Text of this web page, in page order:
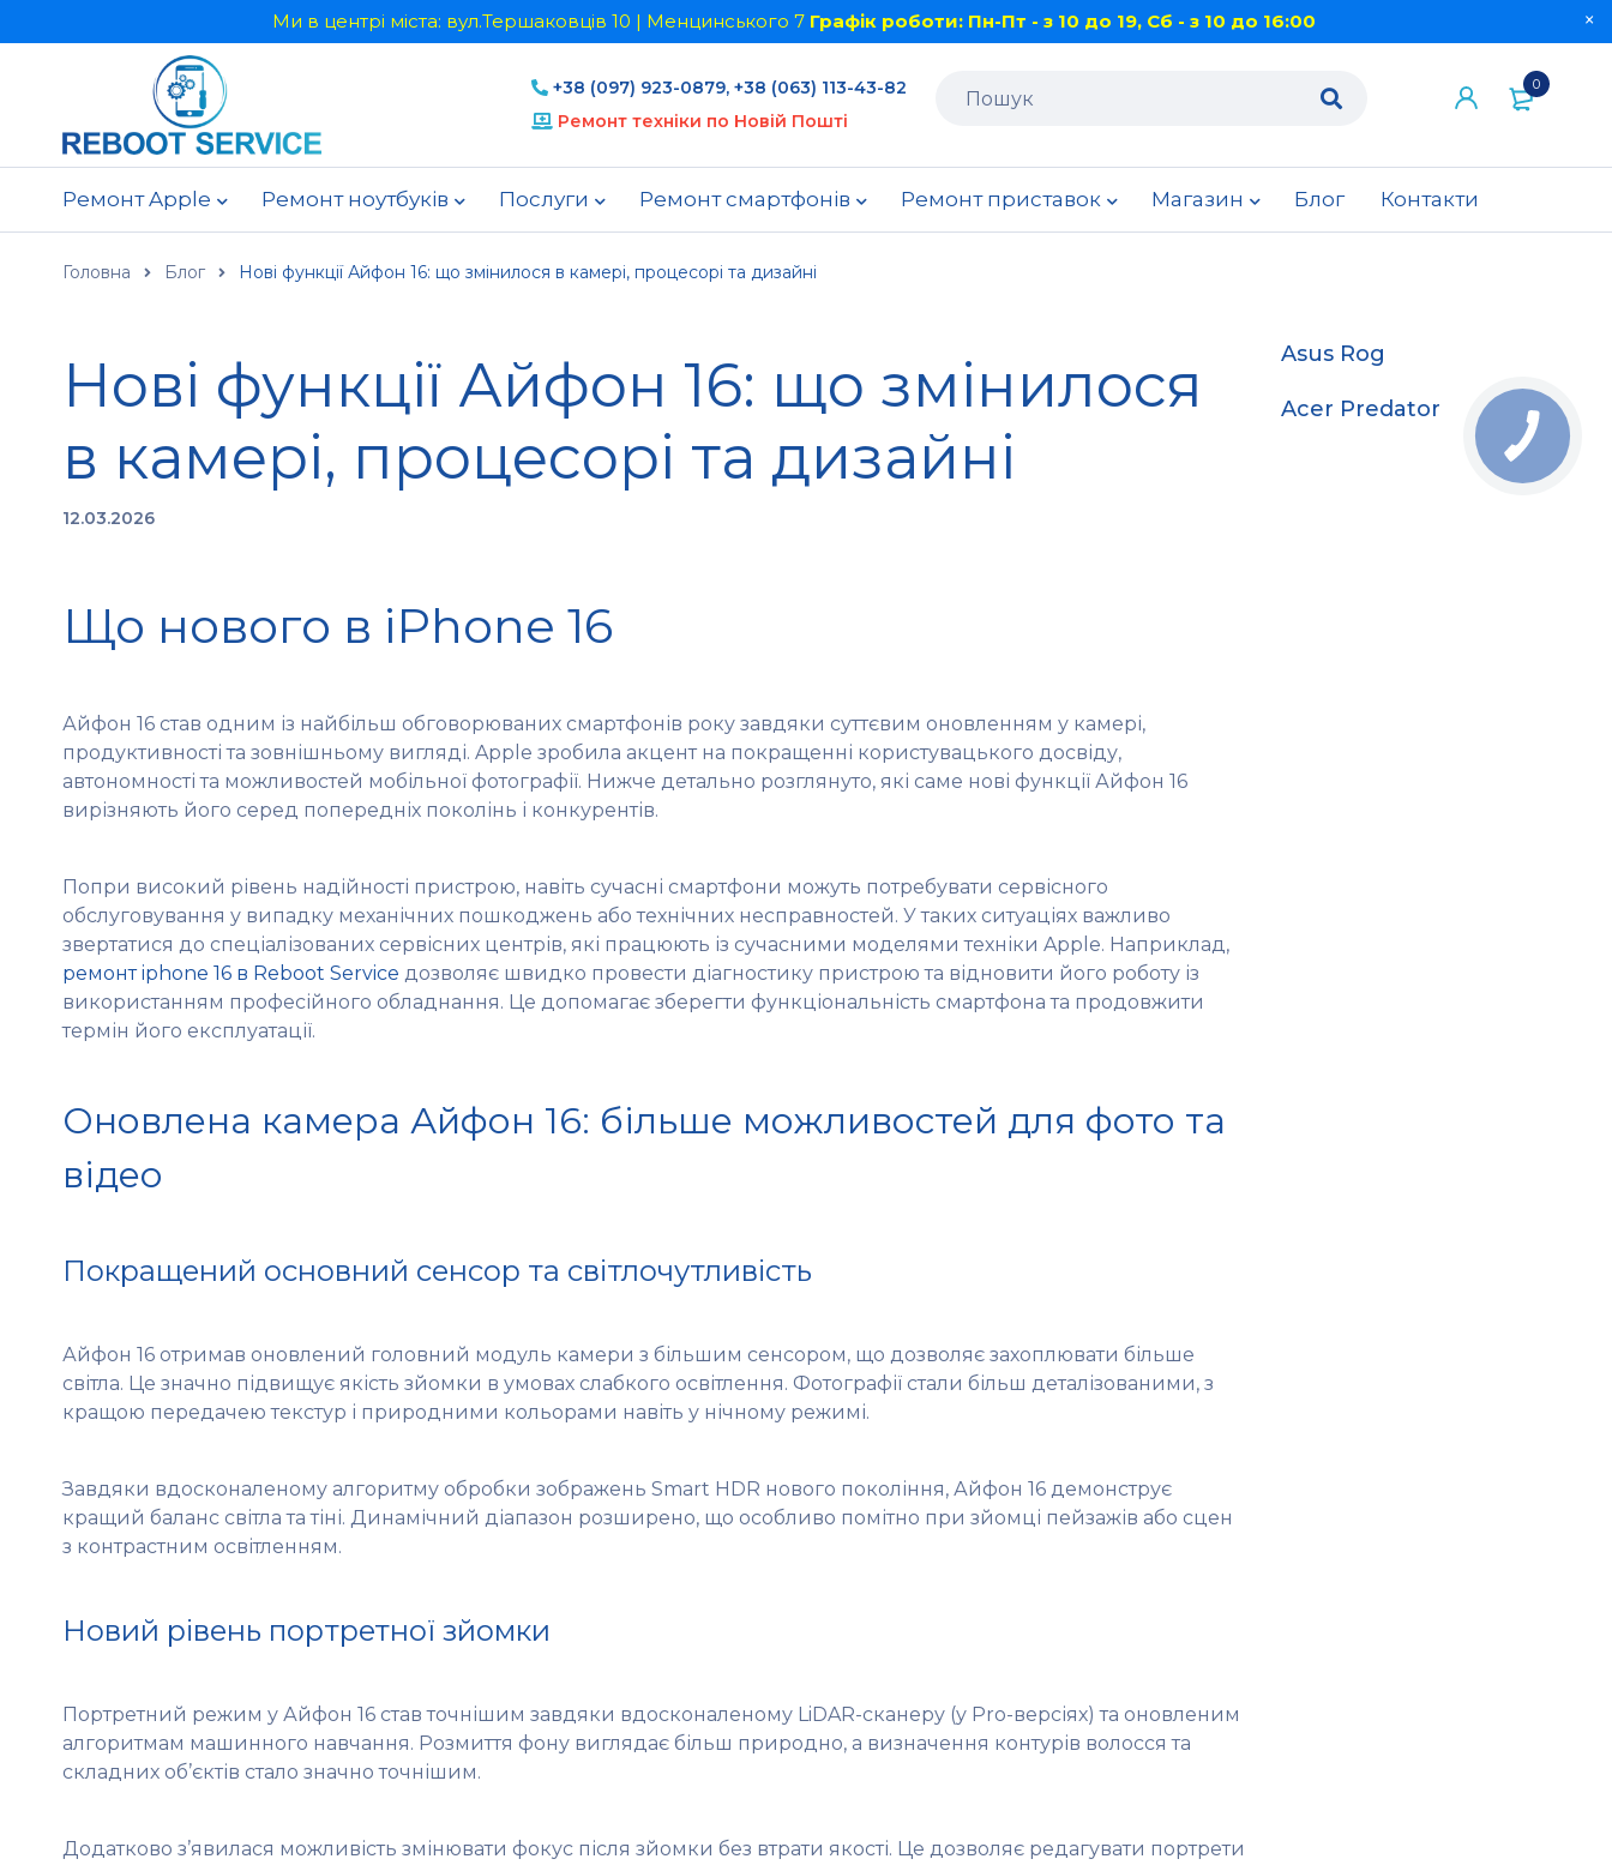
Ми в центрі міста: вул.Тершаковців 10 | Менцинського 7 Графік роботи: Пн-Пт - з 10 до 19, Сб - з 10 до 16:00
0
+38 (097) 923-0879, +38 (063) 113-43-82
Ремонт техніки по Новій Пошті
Ремонт Apple Ремонт ноутбуків Послуги Ремонт смартфонів Ремонт приставок Магазин Блог Контакти
Головна Блог Нові функції Айфон 16: що змінилося в камері, процесорі та дизайні
Нові функції Айфон 16: що змінилося
в камері, процесорі та дизайні
12.03.2026
Що нового в iPhone 16
Айфон 16 став одним із найбільш обговорюваних смартфонів року завдяки суттєвим оновленням у камері,
продуктивності та зовнішньому вигляді. Apple зробила акцент на покращенні користувацького досвіду,
автономності та можливостей мобільної фотографії. Нижче детально розглянуто, які саме нові функції Айфон 16
вирізняють його серед попередніх поколінь і конкурентів.
Попри високий рівень надійності пристрою, навіть сучасні смартфони можуть потребувати сервісного
обслуговування у випадку механічних пошкоджень або технічних несправностей. У таких ситуаціях важливо
звертатися до спеціалізованих сервісних центрів, які працюють із сучасними моделями техніки Apple. Наприклад,
ремонт iphone 16 в Reboot Service дозволяє швидко провести діагностику пристрою та відновити його роботу із
використанням професійного обладнання. Це допомагає зберегти функціональність смартфона та продовжити
термін його експлуатації.
Оновлена камера Айфон 16: більше можливостей для фото та
відео
Покращений основний сенсор та світлочутливість
Айфон 16 отримав оновлений головний модуль камери з більшим сенсором, що дозволяє захоплювати більше
світла. Це значно підвищує якість зйомки в умовах слабкого освітлення. Фотографії стали більш деталізованими, з
кращою передачею текстур і природними кольорами навіть у нічному режимі.
Завдяки вдосконаленому алгоритму обробки зображень Smart HDR нового покоління, Айфон 16 демонструє
кращий баланс світла та тіні. Динамічний діапазон розширено, що особливо помітно при зйомці пейзажів або сцен
з контрастним освітленням.
Новий рівень портретної зйомки
Портретний режим у Айфон 16 став точнішим завдяки вдосконаленому LiDAR-сканеру (у Pro-версіях) та оновленим
алгоритмам машинного навчання. Розмиття фону виглядає більш природно, а визначення контурів волосся та
складних об’єктів стало значно точнішим.
Додатково з’явилася можливість змінювати фокус після зйомки без втрати якості. Це дозволяє редагувати портрети
Asus Rog
Acer Predator